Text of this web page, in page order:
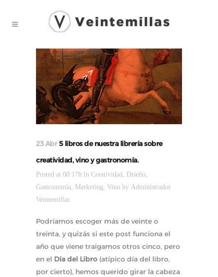
23 Abr5 libros de nuestra librería sobre
creatividad, vino y gastronomía.
Posted at 00:17h in Creatividad , Diseño,
Gastronomía, Marketing, Vino by Administrador
Veintemillas
Podríamos escoger más de veinte o
treinta, y quizás si este post funciona el
año que viene traigamos otros cinco, pero
en el Día del Libro (atípico día del libro,
por cierto), hemos querido girar la cabeza